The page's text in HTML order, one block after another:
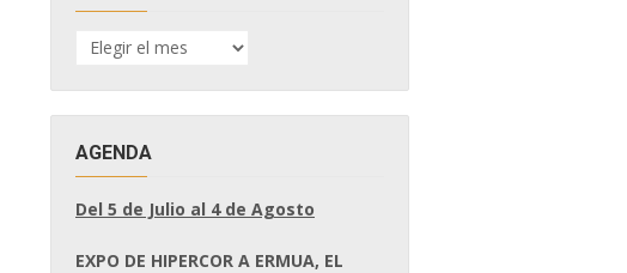
HISTÓRICO
DE
AGENDA
Del 5 de Julio al 4 de Agosto
EXPO DE HIPERCOR A ERMUA, EL